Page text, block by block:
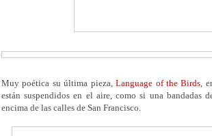
Muy poética su última pieza,Language of the Birds,
están suspendidos en el aire, como si una bandadas
encima de las calles de San Francisco.